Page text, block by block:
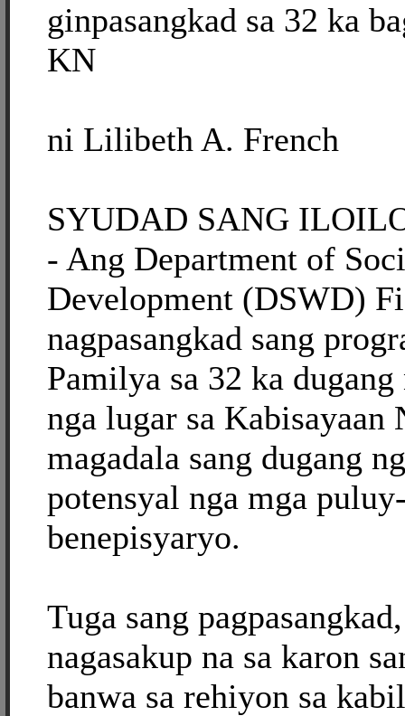
ginpasangkad sa 32 ka
KN
ni Lilibeth A. French
SYUDAD SANG
- Ang Department of
Development (DSWD)
nagpasangkad sang
Pamilya sa 32 ka
nga lugar sa Kabisayaan
magadala sang dugang
potensyal nga mga
benepisyaryo.
Tuga sang
nagasakup na sa karon
banwa sa rehiyon sa